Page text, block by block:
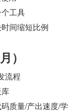
工具
间缩短比例
）
流程
质量/产出速度/学